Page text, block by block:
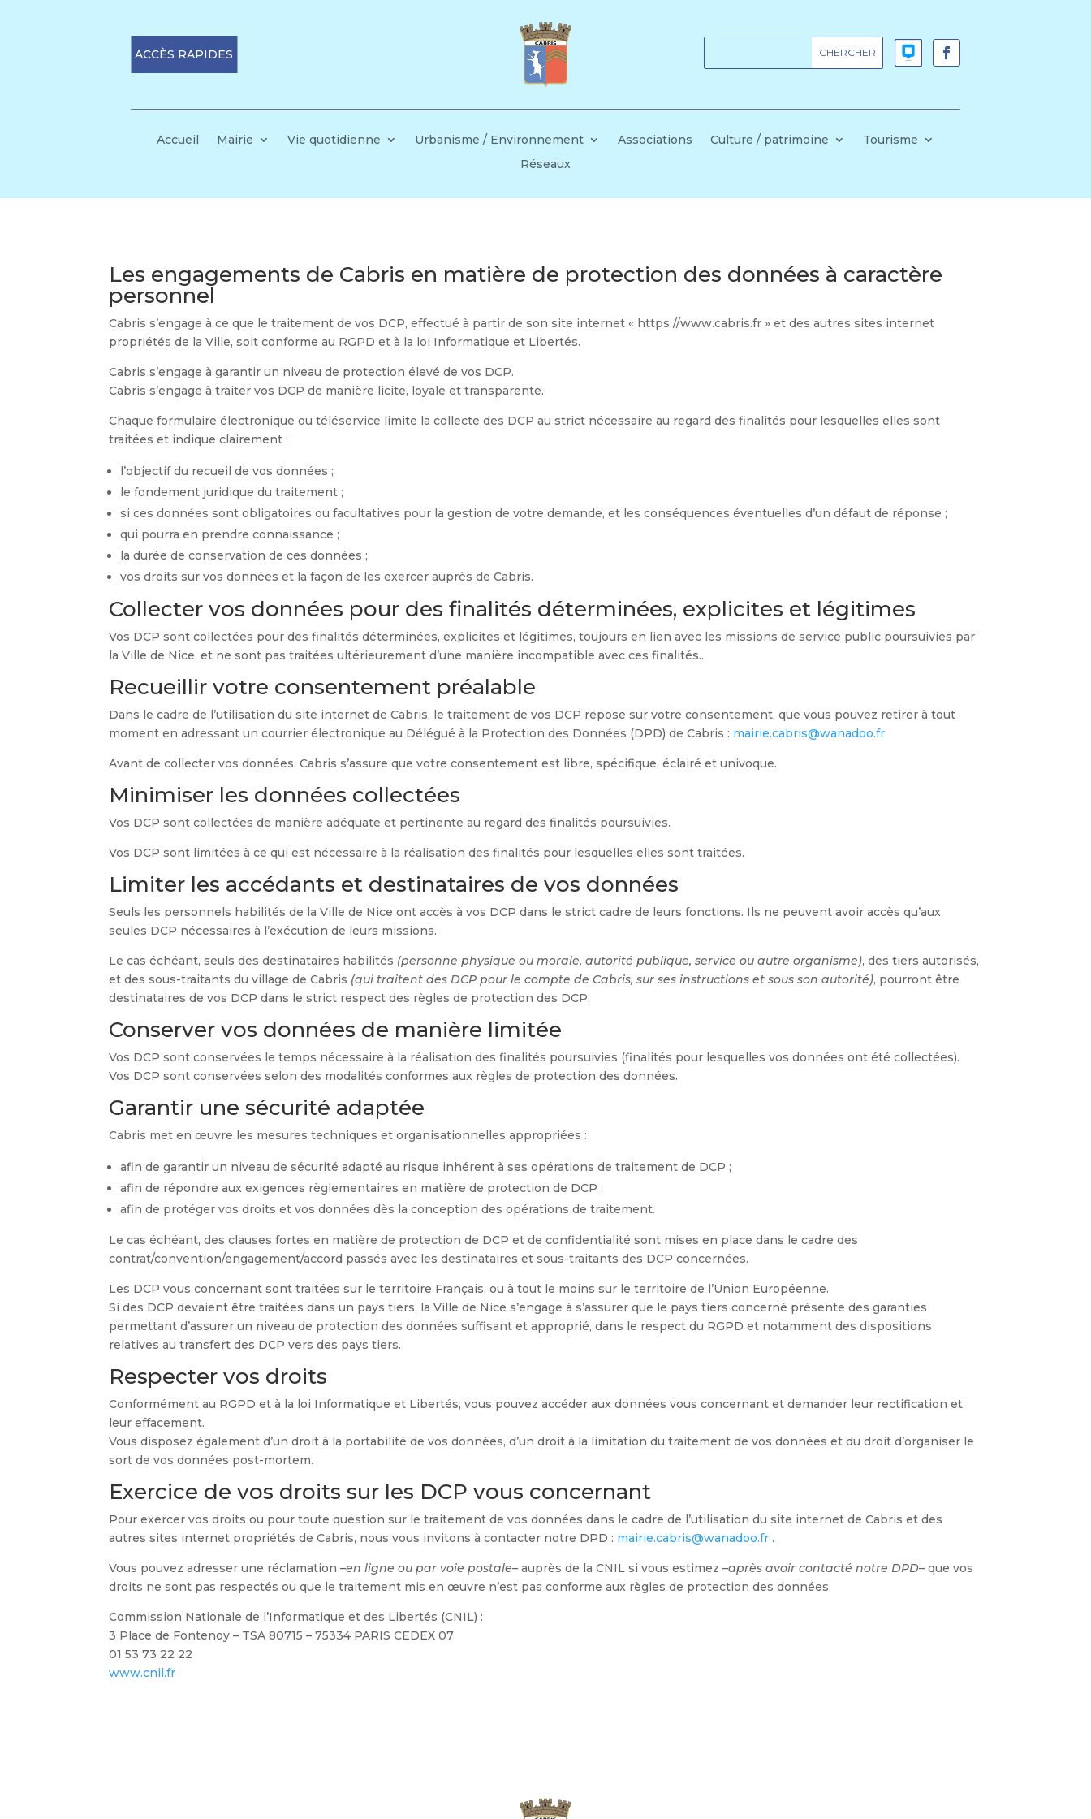
ACCÈS RAPIDES
Accueil Mairie Vie quotidienne Urbanisme / Environnement Associations Culture / patrimoine
Tourisme
Réseaux
Les engagements de Cabris en matière de protection des données à caractère
personnel
Cabris s’engage à ce que le traitement de vos DCP, effectué à partir de son site internet « https://www.cabris.fr » et des autres sites internet
propriétés de la Ville, soit conforme au RGPD et à la loi Informatique et Libertés.
Cabris s’engage à garantir un niveau de protection élevé de vos DCP.
Cabris s’engage à traiter vos DCP de manière licite, loyale et transparente.
Chaque formulaire électronique ou téléservice limite la collecte des DCP au strict nécessaire au regard des finalités pour lesquelles elles sont
traitées et indique clairement :
l’objectif du recueil de vos données ;
le fondement juridique du traitement ;
si ces données sont obligatoires ou facultatives pour la gestion de votre demande, et les conséquences éventuelles d’un défaut de réponse ;
qui pourra en prendre connaissance ;
la durée de conservation de ces données ;
vos droits sur vos données et la façon de les exercer auprès de Cabris.
Collecter vos données pour des finalités déterminées, explicites et légitimes
Vos DCP sont collectées pour des finalités déterminées, explicites et légitimes, toujours en lien avec les missions de service public poursuivies par
la Ville de Nice, et ne sont pas traitées ultérieurement d’une manière incompatible avec ces finalités..
Recueillir votre consentement préalable
Dans le cadre de l’utilisation du site internet de Cabris, le traitement de vos DCP repose sur votre consentement, que vous pouvez retirer à tout
moment en adressant un courrier électronique au Délégué à la Protection des Données (DPD) de Cabris : mairie.cabris@wanadoo.fr
Avant de collecter vos données, Cabris s’assure que votre consentement est libre, spécifique, éclairé et univoque.
Minimiser les données collectées
Vos DCP sont collectées de manière adéquate et pertinente au regard des finalités poursuivies.
Vos DCP sont limitées à ce qui est nécessaire à la réalisation des finalités pour lesquelles elles sont traitées.
Limiter les accédants et destinataires de vos données
Seuls les personnels habilités de la Ville de Nice ont accès à vos DCP dans le strict cadre de leurs fonctions. Ils ne peuvent avoir accès qu’aux
seules DCP nécessaires à l’exécution de leurs missions.
Le cas échéant, seuls des destinataires habilités (personne physique ou morale, autorité publique, service ou autre organisme), des tiers autorisés,
et des sous-traitants du village de Cabris (qui traitent des DCP pour le compte de Cabris, sur ses instructions et sous son autorité), pourront être
destinataires de vos DCP dans le strict respect des règles de protection des DCP.
Conserver vos données de manière limitée
Vos DCP sont conservées le temps nécessaire à la réalisation des finalités poursuivies (finalités pour lesquelles vos données ont été collectées).
Vos DCP sont conservées selon des modalités conformes aux règles de protection des données.
Garantir une sécurité adaptée
Cabris met en œuvre les mesures techniques et organisationnelles appropriées :
afin de garantir un niveau de sécurité adapté au risque inhérent à ses opérations de traitement de DCP ;
afin de répondre aux exigences règlementaires en matière de protection de DCP ;
afin de protéger vos droits et vos données dès la conception des opérations de traitement.
Le cas échéant, des clauses fortes en matière de protection de DCP et de confidentialité sont mises en place dans le cadre des
contrat/convention/engagement/accord passés avec les destinataires et sous-traitants des DCP concernées.
Les DCP vous concernant sont traitées sur le territoire Français, ou à tout le moins sur le territoire de l’Union Européenne.
Si des DCP devaient être traitées dans un pays tiers, la Ville de Nice s’engage à s’assurer que le pays tiers concerné présente des garanties
permettant d’assurer un niveau de protection des données suffisant et approprié, dans le respect du RGPD et notamment des dispositions
relatives au transfert des DCP vers des pays tiers.
Respecter vos droits
Conformément au RGPD et à la loi Informatique et Libertés, vous pouvez accéder aux données vous concernant et demander leur rectification et
leur effacement.
Vous disposez également d’un droit à la portabilité de vos données, d’un droit à la limitation du traitement de vos données et du droit d’organiser le
sort de vos données post-mortem.
Exercice de vos droits sur les DCP vous concernant
Pour exercer vos droits ou pour toute question sur le traitement de vos données dans le cadre de l’utilisation du site internet de Cabris et des
autres sites internet propriétés de Cabris, nous vous invitons à contacter notre DPD : mairie.cabris@wanadoo.fr .
Vous pouvez adresser une réclamation –en ligne ou par voie postale– auprès de la CNIL si vous estimez –après avoir contacté notre DPD– que vos
droits ne sont pas respectés ou que le traitement mis en œuvre n’est pas conforme aux règles de protection des données.
Commission Nationale de l’Informatique et des Libertés (CNIL) :
3 Place de Fontenoy – TSA 80715 – 75334 PARIS CEDEX 07
01 53 73 22 22
www.cnil.fr